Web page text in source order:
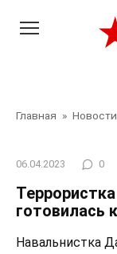
Главная » Новости
06.04.2023 0
готовилась
Навальнистка